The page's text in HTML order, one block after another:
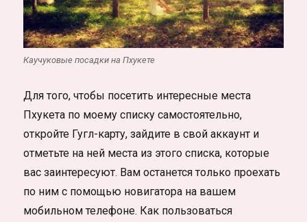
Каучуковые посадки на Пхукете
Для того, чтобы посетить интересные места
Пхукета по моему списку самостоятельно,
откройте Гугл-карту, зайдите в свой аккаунт и
отметьте на ней места из этого списка, которые
вас заинтересуют. Вам останется только проехать
по ним с помощью новигатора на вашем
мобильном телефоне. Как пользоваться